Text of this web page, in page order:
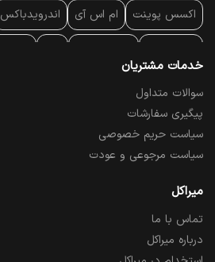
اکسس پوینت ام اس آی اندرویدباکس
پایه سقفی
پرده نمایش
تبلت و موبایل تجهیزات پسیو شبکه
تلویزیون
درایو نوری
خدمات مشتریان
سوالات متداول
پیگیری سفارشات
سیاست حریم خصوصی
سیاست مرجوعی و عودت
میراکل
تماس با ما
درباره میراکل